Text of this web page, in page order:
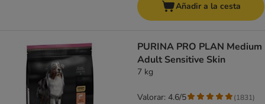
Añadir a la cesta
PURINA PRO PLAN Medium
Adult Sensitive Skin
7 kg
Valorar: 4.6/5 (1831)